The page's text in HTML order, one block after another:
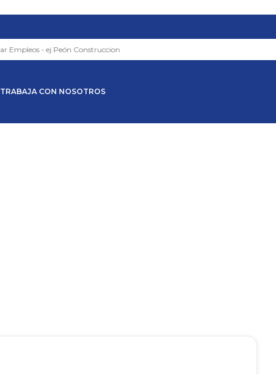
TRABAJA CON NOSOTROS